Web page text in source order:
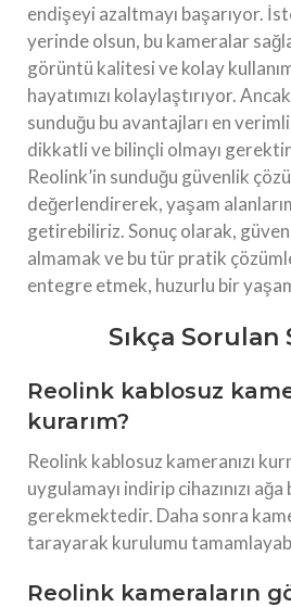
endişeyi azaltmayı başarıyor.
yerinde olsun, bu kameralar
görüntü kalitesi ve kolay
hayatımızı kolaylaştırıyor.
sunduğu bu avantajları en
dikkatli ve bilinçli olmayı
Reolink’in sunduğu güvenlik
değerlendirerek, yaşam
getirebiliriz. Sonuç olarak,
almamak ve bu tür pratik
entegre etmek, huzurlu bir
Sıkça Sorulan
Reolink kablosuz
kurarım?
Reolink kablosuz kameranızı
uygulamayı indirip cihazınızı ağa
gerekmektedir. Daha sonra
tarayarak kurulumu
Reolink kameraların